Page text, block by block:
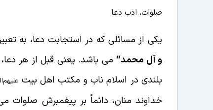
صلوات، ادب دعا
یکی از مسائلی که در استجابت دعا، به
و آل محمد“ می باشد. یعنی قبل از هر دعا،
بلندی در اسلام ناب و مکتب اهل بیت
خداوند منان، دائماً بر پیغمبرش صلوات